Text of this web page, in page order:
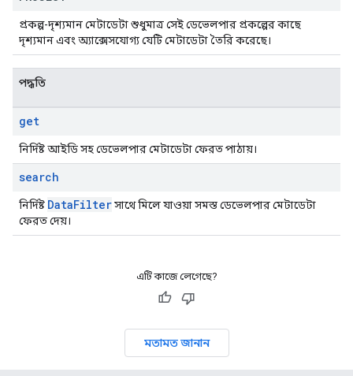
প্রকল্প-দৃশ্যমান মেটাডেটা শুধুমাত্র সেই ডেভেলপার প্রকল্পের কাছে
দৃশ্যমান এবং অ্যাক্সেসযোগ্য যেটি মেটাডেটা তৈরি করেছে।
পদ্ধতি
get
নির্দিষ্ট আইডি সহ ডেভেলপার মেটাডেটা ফেরত পাঠায়।
search
নির্দিষ্ট DataFilterসাথে মিলে যাওয়া সমস্ত ডেভেলপার মেটাডেটা
ফেরত দেয়।
এটি কাজে লেগেছে?
মতামত জানান